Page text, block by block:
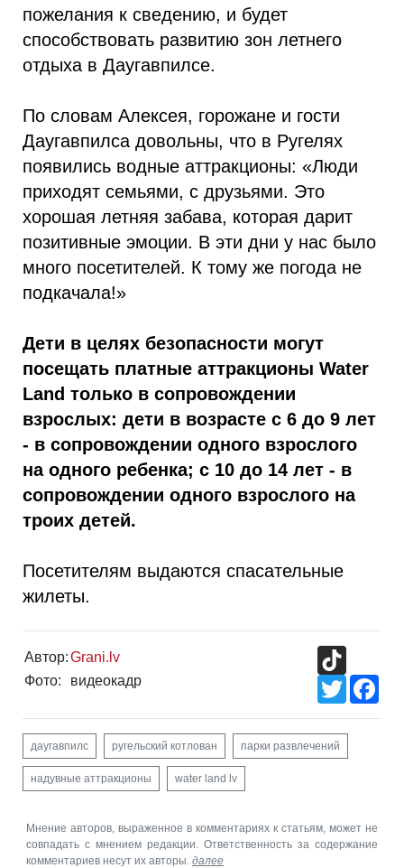
пожелания к сведению, и будет
способствовать развитию зон летнего
отдыха в Даугавпилсе.
По словам Алексея, горожане и гости
Даугавпилса довольны, что в Ругелях
появились водные аттракционы: «Люди
приходят семьями, с друзьями. Это
хорошая летняя забава, которая дарит
позитивные эмоции. В эти дни у нас было
много посетителей. К тому же погода не
подкачала!»
Дети в целях безопасности могут
посещать платные аттракционы Water
Land только в сопровождении
взрослых: дети в возрасте с 6 до 9 лет
- в сопровождении одного взрослого
на одного ребенка; с 10 до 14 лет - в
сопровождении одного взрослого на
троих детей.
Посетителям выдаются спасательные
жилеты.
Автор:Grani.lv
Фото:
видеокадр
Twitter
даугавпилс ругельский котлован парки развлечений
надувные аттракционы water land lv
Мнение авторов, выраженное в комментариях к статьям, может не
совпадать с мнением редакции. Ответственность за содержание
комментариев несут их авторы. далее